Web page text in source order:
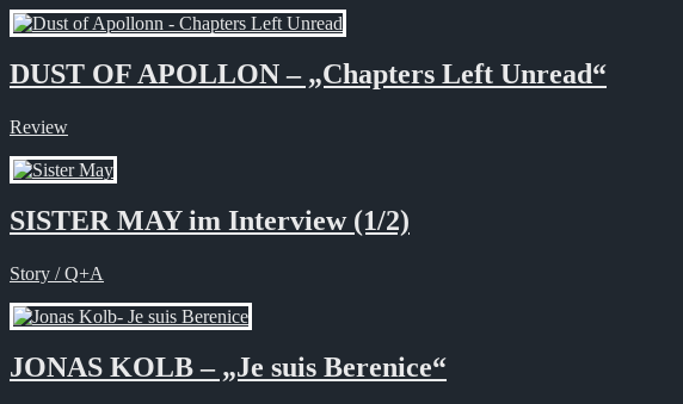
DUST OF APOLLON – „Chapters Left Unread“
Review
SISTER MAY im Interview (1/2)
Story / Q+A
JONAS KOLB – „Je suis Berenice“